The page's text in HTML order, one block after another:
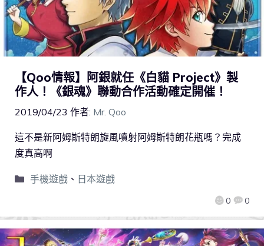
【Qoo情報】阿銀就任《白貓 Project》製
作人！《銀魂》聯動合作活動確定開催！
2019/04/23 作者: Mr. Qoo
0 0
這不是新阿姆斯特朗旋風噴射阿姆斯特朗花瓶嗎？完成
度真高啊
手機遊戲、 日本遊戲